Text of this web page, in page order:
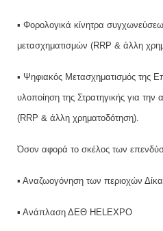
▪ Φορολογικά κίνητρα
μετασχηματισμών (RRP & άλλη
▪ Ψηφιακός Μετασχηματισμός της
υλοποίηση της Στρατηγικής για
(RRP & άλλη χρηματοδότηση).
Όσον αφορά το σκέλος των
▪ Αναζωογόνηση των περιοχών
▪ Ανάπλαση ΔΕΘ HELEXPO